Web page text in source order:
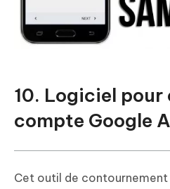
10. Logiciel
compte Google
Cet outil de contournement